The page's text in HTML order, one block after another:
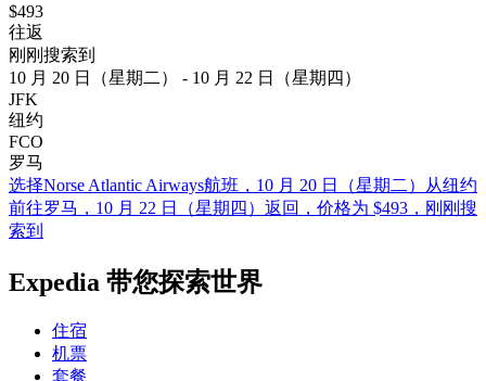
$493
往返
刚刚搜索到
10 月 20 日（星期二） - 10 月 22 日（星期四）
JFK
纽约
FCO
罗马
选择Norse Atlantic Airways航班，10 月 20 日（星期二）从纽约
前往罗马，10 月 22 日（星期四）返回，价格为 $493，刚刚搜
索到
Expedia 带您探索世界
住宿
机票
套餐